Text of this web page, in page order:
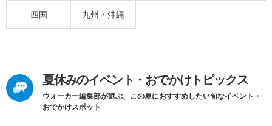
四国 九州・沖縄
夏休みのイベント・おでかけトピックス
ウォーカー編集部が選ぶ、この夏におすすめしたい旬なイベント・
おでかけスポット